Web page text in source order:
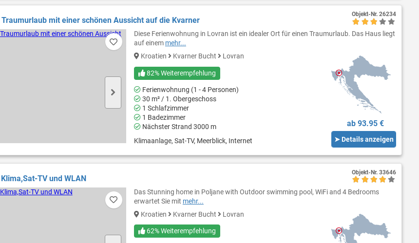
Traumurlaub mit einer schönen Aussicht auf die Kvarner
Diese Ferienwohnung in Lovran ist ein idealer Ort für einen Traumurlaub. Das Haus liegt
auf einem mehr...
Kroatien
Kvarner Bucht Lovran
82% Weiterempfehlung
Ferienwohnung (1 - 4 Personen)
30 m² / 1. Obergeschoss
1 Schlafzimmer
1 Badezimmer
Nächster Strand 3000 m
Klimaanlage, Sat-TV, Meerblick, Internet
ab 93.95 €
➤ Details anzeigen
Objekt-Nr. 26234
TV und WLAN
Das Stunning home in Poljane with Outdoor swimming pool, WiFi and 4 Bedrooms
erwartet Sie mit mehr...
Kroatien
Kvarner Bucht Lovran
62% Weiterempfehlung
Objekt-Nr. 33646